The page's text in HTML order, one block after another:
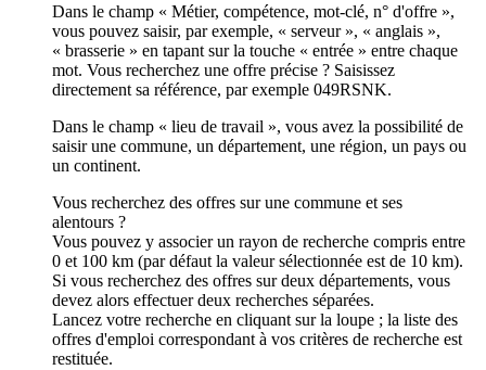
Dans le champ « Métier, compétence, mot-clé, n° d'offre »,
vous pouvez saisir, par exemple, « serveur », « anglais »,
« brasserie » en tapant sur la touche « entrée » entre chaque
mot. Vous recherchez une offre précise ? Saisissez
directement sa référence, par exemple 049RSNK.
Dans le champ « lieu de travail », vous avez la possibilité de
saisir une commune, un département, une région, un pays ou
un continent.
Vous recherchez des offres sur une commune et ses
alentours ?
Vous pouvez y associer un rayon de recherche compris entre
0 et 100 km (par défaut la valeur sélectionnée est de 10 km).
Si vous recherchez des offres sur deux départements, vous
devez alors effectuer deux recherches séparées.
Lancez votre recherche en cliquant sur la loupe ; la liste des
offres d'emploi correspondant à vos critères de recherche est
restituée.